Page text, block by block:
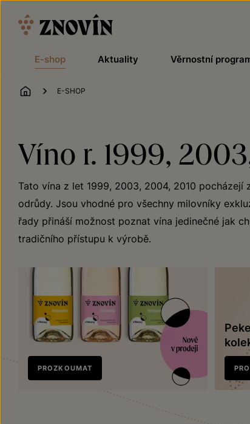
E-shop Aktuality Věrnostní
ÚVOD
E-SHOP
Víno r. 1999,
Tato vína z let 1999, 2003, 2004, 2010
odrůdy. Jsou vhodné pro všechny milovníky
řady přináší možnost poznat vína jedinečné jak
tradičního přístupu k výrobě.
Nově
v prodeji
PROZKOUMAT